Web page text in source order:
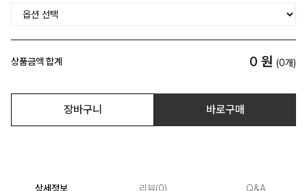
상품금액 합계 0 원 (0개)
장바구니 바로구매
상세정보 리뷰(0) Q&A